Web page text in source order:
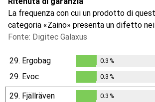
La frequenza con cui un prodotto di
categoria «Zaino» presenta un difetto
Fonte: Digitec Galaxus
29. Ergobag
0.3%
0.3 %
29. Evoc
0.3%
0.3 %
29. Fjällräven 0.3 %